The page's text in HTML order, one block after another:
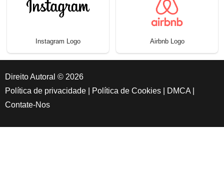
Instagram Logo Airbnb Logo
Direito Autoral © 2026
Política de privacidade
Política de Cookies DMCA
Contate-Nos